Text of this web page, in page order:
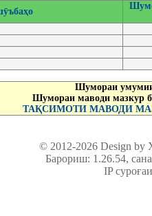
Шумораи
Шумораи маводи мазкур
ТАҚСИМОТИ МАВОДИ
© 2012-2026 Design
Барориш: 1.26.54,
IP